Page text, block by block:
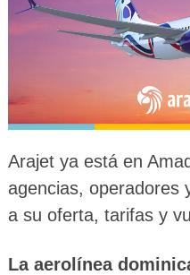
Arajet ya está en
agencias, operadores
a su oferta, tarifas y
La aerolínea